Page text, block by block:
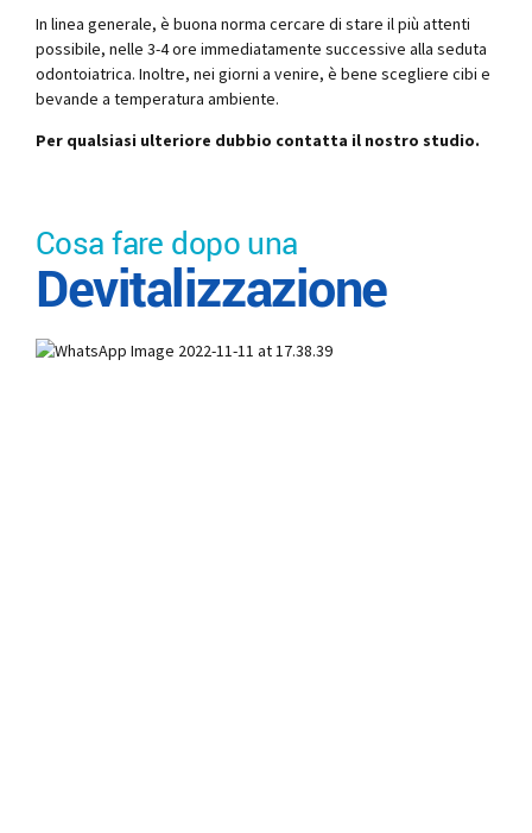
In linea generale, è buona norma cercare di stare il più attenti
possibile, nelle 3-4 ore immediatamente successive alla seduta
odontoiatrica. Inoltre, nei giorni a venire, è bene scegliere cibi e
bevande a temperatura ambiente.
Per qualsiasi ulteriore dubbio contatta il nostro studio.
Cosa fare dopo una
Devitalizzazione